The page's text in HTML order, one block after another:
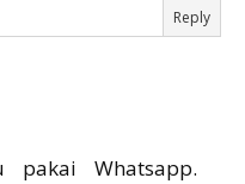
Reply
pakai Whatsapp.